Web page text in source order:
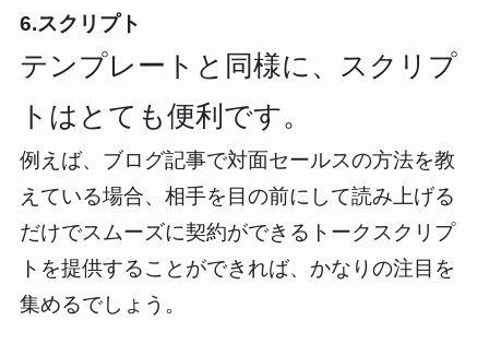
6.スクリプト
テンプレートと同様に、スクリプ
トはとても便利です。
例えば、ブログ記事で対面セールスの方法を教
えている場合、相手を目の前にして読み上げる
だけでスムーズに契約ができるトークスクリプ
トを提供することができれば、かなりの注目を
集めるでしょう。